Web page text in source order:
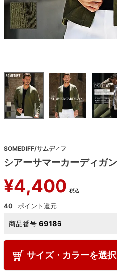
SOMEDIFF/サムディフ
シアーサマーカーディガン
¥4,400 税込
40
商品番号 69186
サイズ・カラーを選択